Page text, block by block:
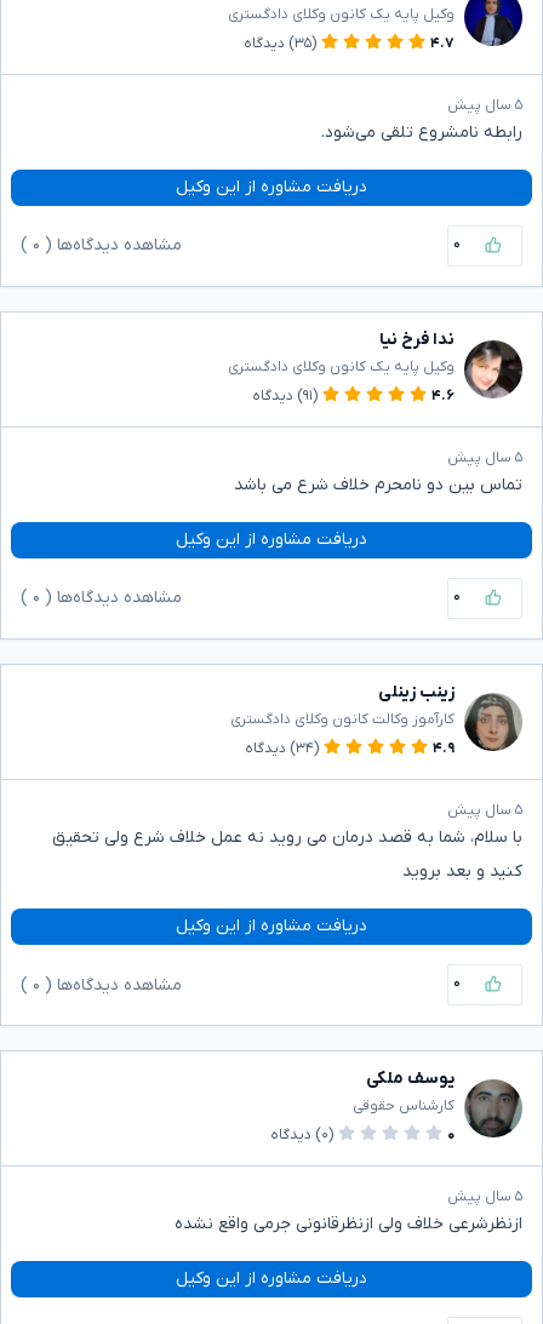
وکیل پایه یک کانون وکلای دادگستری
۴.۷
(۳۵) دیدگاه
۵ سال پیش
رابطه نامشروع تلقی می‌شود.
دریافت مشاوره از این وکیل
۰ مشاهده دیدگاه‌ها ( ۰
ندا فرخ نیا
وکیل پایه یک کانون وکلای دادگستری
۴.۶
(۹۱) دیدگاه
۵ سال پیش
تماس بین دو نامحرم خلاف شرع می باشد
دریافت مشاوره از این وکیل
۰ مشاهده دیدگاه‌ها ( ۰
زینب زینلی
کارآموز وکالت کانون وکلای دادگستری
۴.۹
(۳۴) دیدگاه
۵ سال پیش
با سلام، شما به قصد درمان می روید نه عمل خلاف شرع ولی تحقیق
کنید و بعد بروید
دریافت مشاوره از این وکیل
۰ مشاهده دیدگاه‌ها ( ۰
یوسف ملکی
کارشناس حقوقی
۰
(۰) دیدگاه
۵ سال پیش
ازنظرشرعی خلاف ولی ازنظرقانونی جرمی واقع نشده
دریافت مشاوره از این وکیل